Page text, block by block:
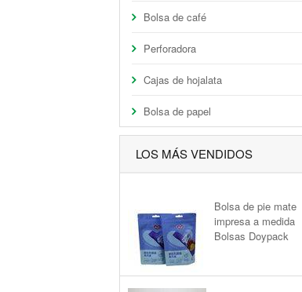
Bolsa de café
Perforadora
Cajas de hojalata
Bolsa de papel
LOS MÁS VENDIDOS
Bolsa de pie mate
impresa a medida
Bolsas Doypack